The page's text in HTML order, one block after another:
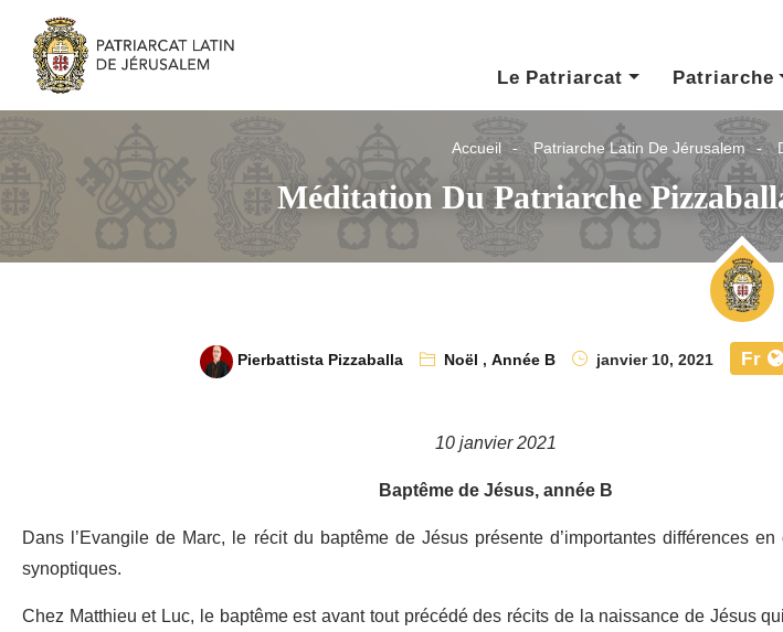
Le Patriarcat
Patriarche
Accueil Patriarche Latin De Jérusalem
Méditation Du Patriarche
Pierbattista Pizzaballa Noël ,Année B janvier 10, 2021 Fr
10 janvier 2021
Baptême de Jésus, année B
Dans l’Evangile de Marc, le récit du baptême de Jésus présente d’importantes différences
synoptiques.
Chez Matthieu et Luc, le baptême est avant tout précédé des récits de la naissance de Jésus